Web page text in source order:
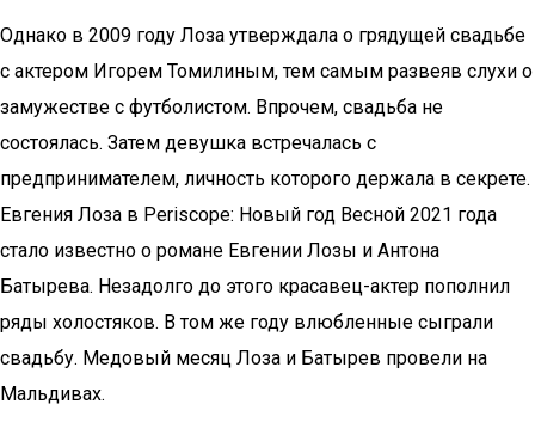
Однако в 2009 году Лоза утверждала о грядущей свадьбе
с актером Игорем Томилиным, тем самым развеяв слухи о
замужестве с футболистом. Впрочем, свадьба не
состоялась. Затем девушка встречалась с
предпринимателем, личность которого держала в секрете.
Евгения Лоза в Periscope: Новый год Весной 2021 года
стало известно о романе Евгении Лозы и Антона
Батырева. Незадолго до этого красавец-актер пополнил
ряды холостяков. В том же году влюбленные сыграли
свадьбу. Медовый месяц Лоза и Батырев провели на
Мальдивах.